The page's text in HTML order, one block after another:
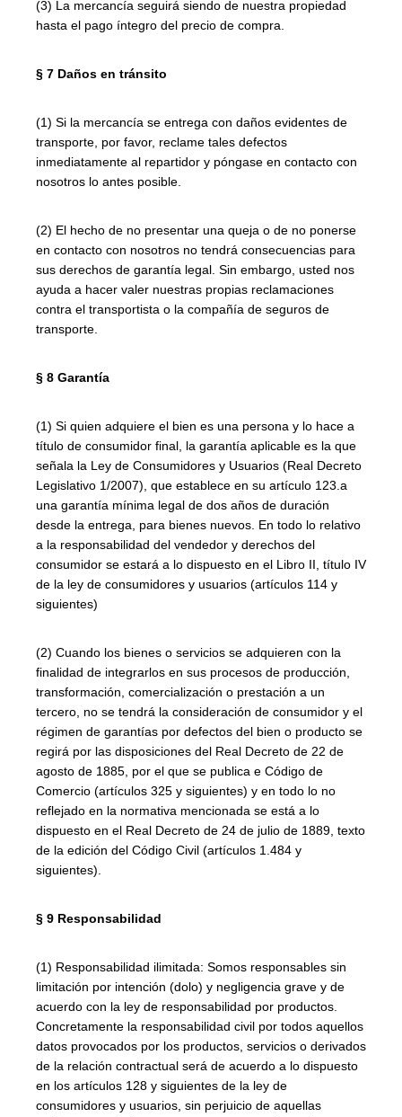
(3) La mercancía seguirá siendo de nuestra propiedad
hasta el pago íntegro del precio de compra.
§ 7 Daños en tránsito
(1) Si la mercancía se entrega con daños evidentes de
transporte, por favor, reclame tales defectos
inmediatamente al repartidor y póngase en contacto con
nosotros lo antes posible.
(2) El hecho de no presentar una queja o de no ponerse
en contacto con nosotros no tendrá consecuencias para
sus derechos de garantía legal. Sin embargo, usted nos
ayuda a hacer valer nuestras propias reclamaciones
contra el transportista o la compañía de seguros de
transporte.
§ 8 Garantía
(1) Si quien adquiere el bien es una persona y lo hace a
título de consumidor final, la garantía aplicable es la que
señala la Ley de Consumidores y Usuarios (Real Decreto
Legislativo 1/2007), que establece en su artículo 123.a
una garantía mínima legal de dos años de duración
desde la entrega, para bienes nuevos. En todo lo relativo
a la responsabilidad del vendedor y derechos del
consumidor se estará a lo dispuesto en el Libro II, título IV
de la ley de consumidores y usuarios (artículos 114 y
siguientes)
(2) Cuando los bienes o servicios se adquieren con la
finalidad de integrarlos en sus procesos de producción,
transformación, comercialización o prestación a un
tercero, no se tendrá la consideración de consumidor y el
régimen de garantías por defectos del bien o producto se
regirá por las disposiciones del Real Decreto de 22 de
agosto de 1885, por el que se publica e Código de
Comercio (artículos 325 y siguientes) y en todo lo no
reflejado en la normativa mencionada se está a lo
dispuesto en el Real Decreto de 24 de julio de 1889, texto
de la edición del Código Civil (artículos 1.484 y
siguientes).
§ 9 Responsabilidad
(1) Responsabilidad ilimitada: Somos responsables sin
limitación por intención (dolo) y negligencia grave y de
acuerdo con la ley de responsabilidad por productos.
Concretamente la responsabilidad civil por todos aquellos
datos provocados por los productos, servicios o derivados
de la relación contractual será de acuerdo a lo dispuesto
en los artículos 128 y siguientes de la ley de
consumidores y usuarios, sin perjuicio de aquellas